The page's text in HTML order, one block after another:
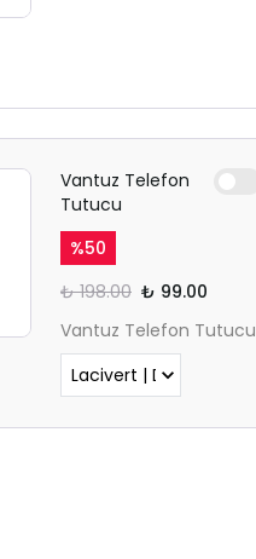
Vantuz Telefon
Tutucu
%50
₺ 198.00 ₺ 99.00
Vantuz Telefon Tutucu